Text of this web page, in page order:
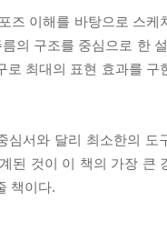
즈 이해를 바탕으로 스
의 구조를 중심으로 한
로 최대의 표현 효과를
심서와 달리 최소한의
된 것이 이 책의 가장 큰
책이다.